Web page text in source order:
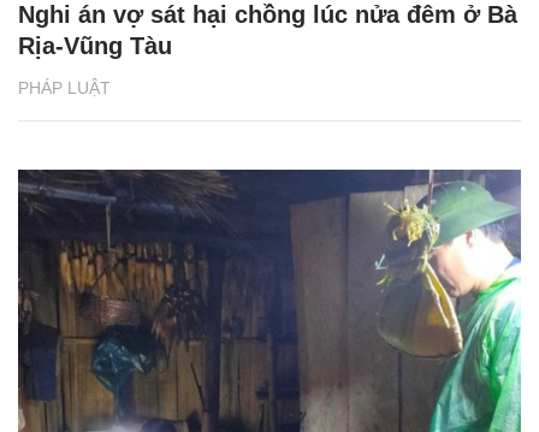
PHÁP LUẬT
Nghi án vợ sát hại chồng lúc nửa đêm ở Bà
Rịa-Vũng Tàu